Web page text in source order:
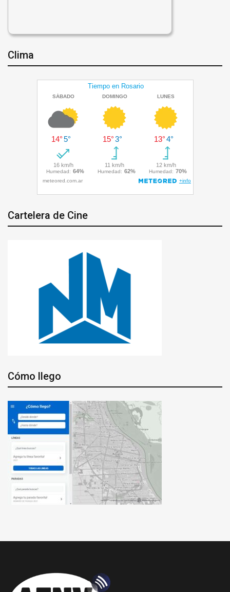
Clima
Cartelera de Cine
Cómo llego